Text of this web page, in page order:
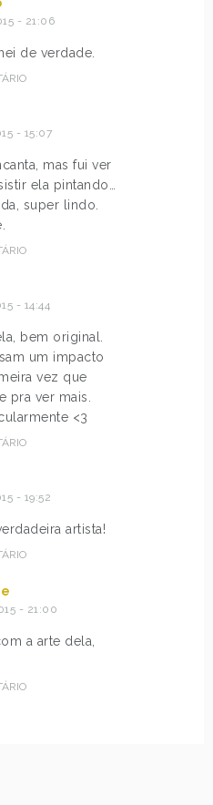
- 21:06
de verdade.
- 15:07
mas fui ver
ela pintando…
super lindo.
- 14:44
bem original.
um impacto
vez que
pra ver mais.
<3
- 19:52
artista!
- 21:00
a arte dela,